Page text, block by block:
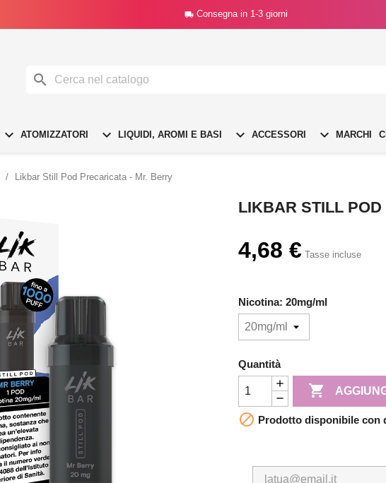
 Consegna in 1-3 giorni

 ATOMIZZATORI  LIQUIDI, AROMI E BASI  ACCESSORI  MARCHI
Likbar Still Pod Precaricata - Mr. Berry
LIKBAR STILL POD
4,68 € Tasse incluse
Nicotina: 20mg/ml
Quantità

 Prodotto disponibile con